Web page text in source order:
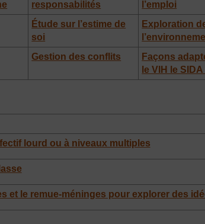
responsabilités
l’emploi
Étude sur l’estime de
soi
Exploration
Gestion des conflits
Façons
le VIH le
lourd ou à niveaux multiples
et le remue-méninges pour explorer des